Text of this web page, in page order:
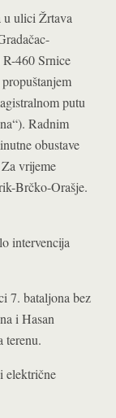
u ulici Žrtava
460 Srnice
putu
Radnim
obustave
vrijeme
Brčko-Orašje.
intervencija
7. bataljona bez
i Hasan
terenu.
električne